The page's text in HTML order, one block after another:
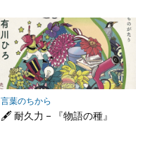
言葉のちから
🖋 耐久力 – 『物語の種』